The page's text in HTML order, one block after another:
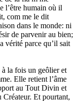
l’être humain où il
com me le dit
dans le monde: ni
de parvenir au bien;
vérité parce qu’il sait
à la fois un geôlier et
Elle retient l’âme
au Tout Divin et
Créateur. Et pourtant,